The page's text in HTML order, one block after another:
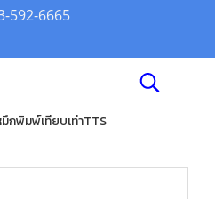
592-6665
กพิมพ์เทียบเท่าTTS